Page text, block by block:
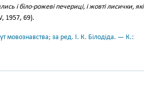
і біло-рожеві печериці, і жовті лисички, які
1957, 69).
мовознавства; за ред. І. К. Білодіда. — К.: